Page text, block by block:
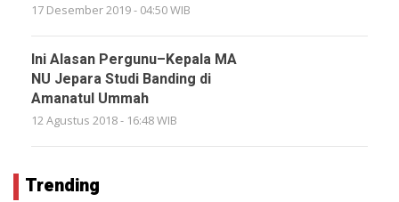
17 Desember 2019 - 04:50 WIB
Ini Alasan Pergunu–Kepala MA
NU Jepara Studi Banding di
Amanatul Ummah
12 Agustus 2018 - 16:48 WIB
Trending